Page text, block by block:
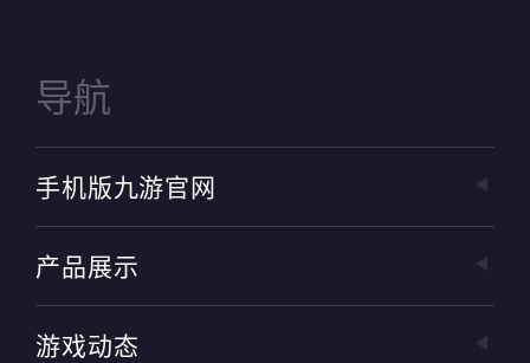
导航
手机版九游官网
产品展示
游戏动态